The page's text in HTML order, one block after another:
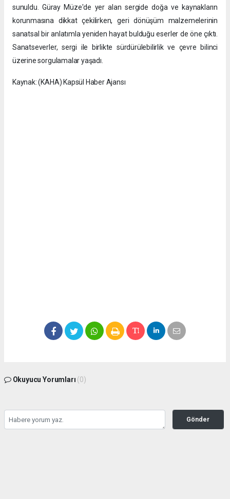
sunuldu. Güray Müze'de yer alan sergide doğa ve kaynakların
korunmasına dikkat çekilirken, geri dönüşüm malzemelerinin
sanatsal bir anlatımla yeniden hayat bulduğu eserler de öne çıktı.
Sanatseverler, sergi ile birlikte sürdürülebilirlik ve çevre bilinci
üzerine sorgulamalar yaşadı.
Kaynak: (KAHA) Kapsül Haber Ajansı
Okuyucu Yorumları (0)
Gönder